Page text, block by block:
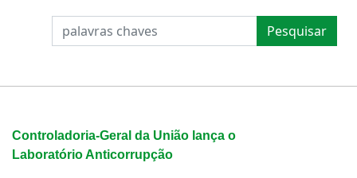
PESQUISAR Pesquisar
Controladoria-Geral da União lança o
Laboratório Anticorrupção